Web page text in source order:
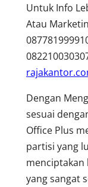
Untuk Info
Atau
Dengan
sesuai
Office Plus
partisi yang
menciptakan
yang sangat